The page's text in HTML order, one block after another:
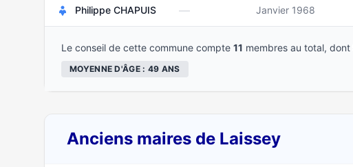
Philippe CHAPUIS — Janvier 1968
Le conseil de cette commune compte 11 membres au total, dont
MOYENNE D'ÂGE : 49 ANS
Anciens maires de Laissey